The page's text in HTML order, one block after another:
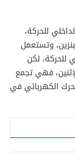
للحركة،
وتستعمل
للحركة، لكن
فهي تجمع
الكهربائي في